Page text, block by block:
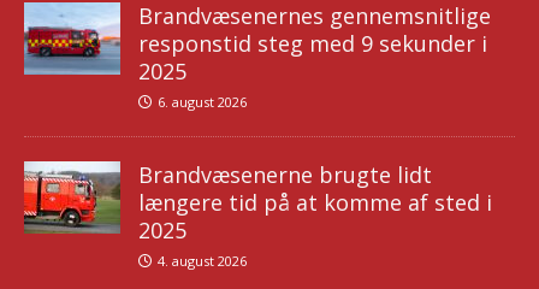
Brandvæsenernes gennemsnitlige
responstid steg med 9 sekunder i
2025
6. august 2026
Brandvæsenerne brugte lidt
længere tid på at komme af sted i
2025
4. august 2026